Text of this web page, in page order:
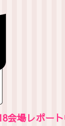
会場レポー